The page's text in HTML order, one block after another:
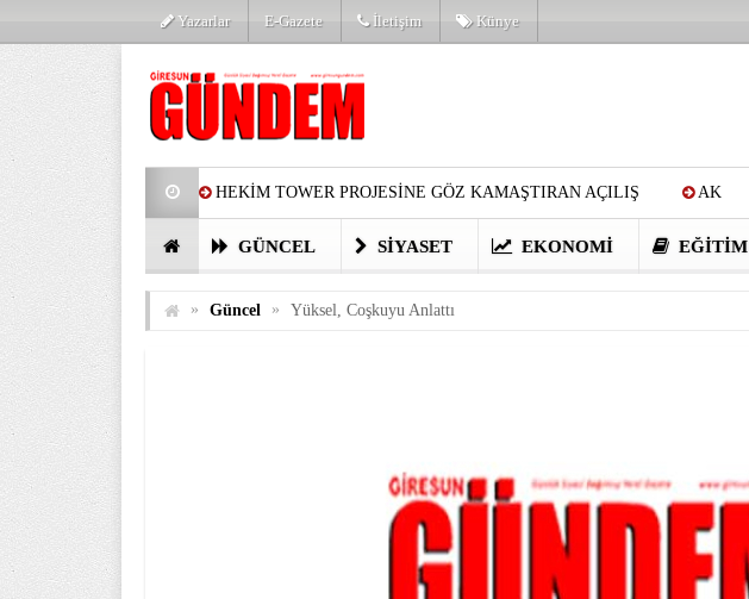
Yazarlar E-Gazete İletişim Künye
HEKİM TOWER PROJESİNE GÖZ KAMAŞTIRAN AÇILIŞ AK
PARTİ’DE YENİ YÜZLER HARUN CİCİ: VİDEOYU GÖRÜNCE
GÜNCEL SIYASET EKONOMI EĞITIM
» Güncel » Yüksel, Coşkuyu Anlattı